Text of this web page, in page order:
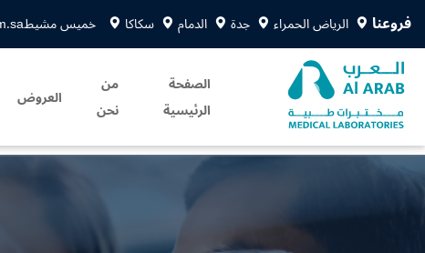
فروعنا الرياض الحمراء جدة الدمام سكاكا خميس مشيط
الصفحة
الرئيسية
من
نحن
العروض